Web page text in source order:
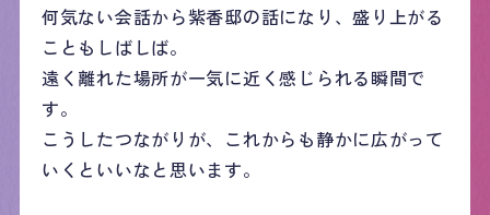
何気ない会話から紫香邸の話になり、盛り上がる
こともしばしば。
遠く離れた場所が一気に近く感じられる瞬間で
す。
こうしたつながりが、これからも静かに広がって
いくといいなと思います。